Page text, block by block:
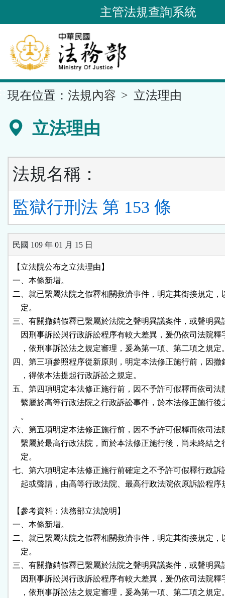
到
要
內
容
區
主管法規查詢系統
現在位置： 法規內容 立法理由
立法理由
法規名稱：
監獄行刑法 第 153 條
民國 109 年 01 月 15 日
【立法院公布之立法理由】
一、本條新增。
二、就已繫屬法院之假釋相關救濟事件，明定其銜接規定
    定。
三、有關撤銷假釋已繫屬於法院之聲明異議案件，或聲明
因刑事訴訟與行政訴訟程序有較大差異，爰仍依司法院
，依刑事訴訟法之規定審理，爰為第一項、第二項之規定
四、第三項參照程序從新原則，明定本法修正施行前，因
    ，得依本法提起行政訴訟之規定。
五、第四項明定本法修正施行前，因不予許可假釋而依司
繫屬於高等行政法院之行政訴訟事件，於本法修正施行
    。
六、第五項明定本法修正施行前，因不予許可假釋而依司
繫屬於最高行政法院，而於本法修正施行後，尚未終結
    定。
七、第六項明定本法修正施行前確定之不予許可假釋行政訴
起或聲請，由高等行政法院、最高行政法院依原訴訟程
【參考資料：法務部立法說明】
一、本條新增。
二、就已繫屬法院之假釋相關救濟事件，明定其銜接規定
    定。
三、有關撤銷假釋已繫屬於法院之聲明異議案件，或聲明
因刑事訴訟與行政訴訟程序有較大差異，爰仍依司法院
，依刑事訴訟法之規定審理，爰為第一項、第二項之規定